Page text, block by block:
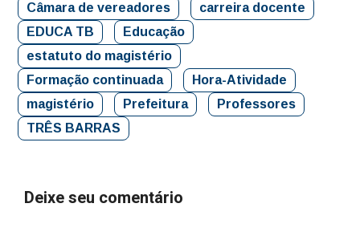
Câmara de vereadores
carreira docente
EDUCA TB
Educação
estatuto do magistério
Formação continuada
Hora-Atividade
magistério
Prefeitura
Professores
TRÊS BARRAS
Deixe seu comentário